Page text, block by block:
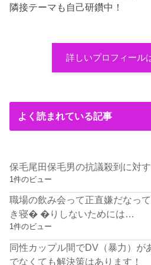
隣接テーマも自己研鑽中！
詳しいプロフィール
よく読まれている記事
保毛尾田保毛男の抗議殺到に対
1件のビュー
職場の飲み会って正直嫌だなっ
き寝� �りしないためには…
1件のビュー
同性カップル間でDV（暴力）が
でなくても解決策はあります！